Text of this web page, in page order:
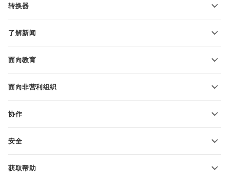
文本文档模板
转换器
转换电子表格
了解新闻
面向教育
适用于教育人士
面向非营利组织
申请免费帐户
协作
翻译人员
安全
获取帮助